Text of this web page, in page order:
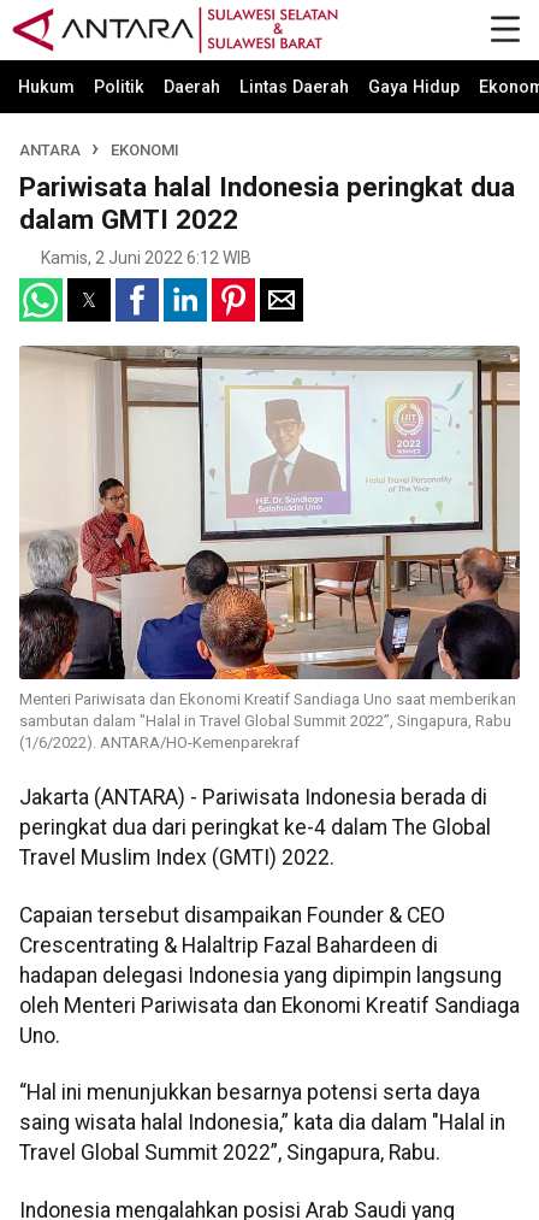
Hukum Politik Daerah Lintas Daerah Gaya Hidup
ANTARA EKONOMI
Pariwisata halal Indonesia peringkat dua
dalam GMTI 2022
Kamis, 2 Juni 2022 6:12 WIB
Menteri Pariwisata dan Ekonomi Kreatif Sandiaga Uno saat memberikan
sambutan dalam "Halal in Travel Global Summit 2022”, Singapura, Rabu
(1/6/2022). ANTARA/HO-Kemenparekraf
Jakarta (ANTARA) - Pariwisata Indonesia berada di
peringkat dua dari peringkat ke-4 dalam The Global
Travel Muslim Index (GMTI) 2022.
Capaian tersebut disampaikan Founder & CEO
Crescentrating & Halaltrip Fazal Bahardeen di
hadapan delegasi Indonesia yang dipimpin langsung
oleh Menteri Pariwisata dan Ekonomi Kreatif Sandiaga
Uno.
“Hal ini menunjukkan besarnya potensi serta daya
saing wisata halal Indonesia,” kata dia dalam "Halal in
Travel Global Summit 2022”, Singapura, Rabu.
Indonesia mengalahkan posisi Arab Saudi yang